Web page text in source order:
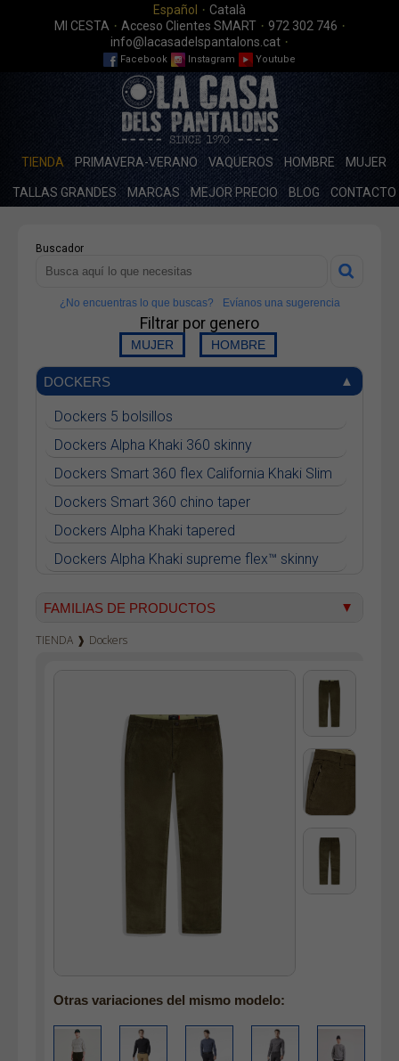
Español · Català
MI CESTA · Acceso Clientes SMART· 972 302 746 ·
info@lacasadelspantalons.cat ·
Facebook Instagram Youtube
TIENDA PRIMAVERA-VERANO VAQUEROS HOMBRE MUJER
TALLAS GRANDES MARCAS MEJOR PRECIO BLOG CONTACTO
Buscador
¿No encuentras lo que buscas? Evíanos una sugerencia
Filtrar por genero
DOCKERS
Dockers 5 bolsillos
Dockers Alpha Khaki 360 skinny
Dockers Smart 360 flex California Khaki Slim
Dockers Smart 360 chino taper
Dockers Alpha Khaki tapered
Dockers Alpha Khaki supreme flex™ skinny
Dockers Smart 360 flex California Khaki Skinny
Dockers Go Airweave Chino Slim
FAMILIAS DE PRODUCTOS
Vaqueros hombre
Complementos
TIENDA ❱ Dockers
Otras variaciones del mismo modelo: